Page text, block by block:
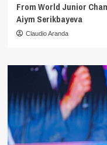
From World Junior
Aiym Serikbayeva
Claudio Aranda